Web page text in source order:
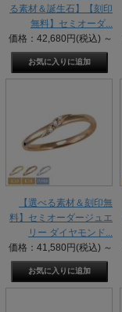
る素材＆誕生石】【刻印
無料】セミオーダ...
価格：42,680円(税込) ～
【選べる素材＆刻印無
料】セミオーダージュエ
リー ダイヤモンド...
価格：41,580円(税込) ～